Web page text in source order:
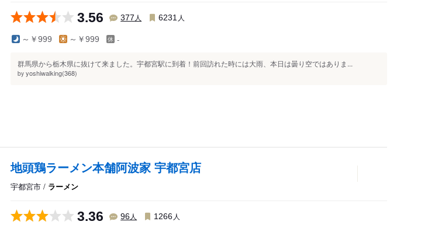
3.56 377 人 6231 人
～￥999 ～￥999 -
群馬県から栃木県に抜けて来ました。宇都宮駅に到着！前回訪れた時には大雨、本日は曇り空ではありま...
by yoshiwalking(368)
地頭鶏ラーメン本舗阿波家 宇都宮店
宇都宮市 / ラーメン
3.36 96人 1266 人